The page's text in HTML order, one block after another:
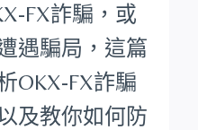
FX詐騙，或
遇騙局，這篇
OKX-FX詐騙
及教你如何防